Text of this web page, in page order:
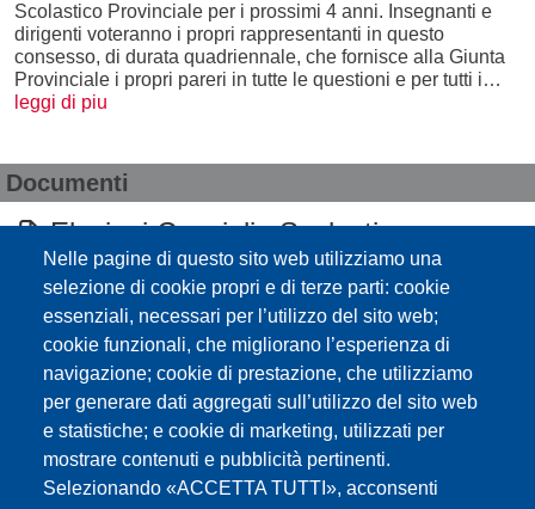
Nelle pagine di questo sito web utilizziamo una
selezione di cookie propri e di terze parti: cookie
essenziali, necessari per l’utilizzo del sito web;
cookie funzionali, che migliorano l’esperienza di
navigazione; cookie di prestazione, che utilizziamo
per generare dati aggregati sull’utilizzo del sito web
e statistiche; e cookie di marketing, utilizzati per
mostrare contenuti e pubblicità pertinenti.
Selezionando «ACCETTA TUTTI», acconsenti
Scolastico Provinciale per i prossimi 4 anni. Insegnanti e
dirigenti voteranno i propri rappresentanti in questo
consesso, di durata quadriennale, che fornisce alla Giunta
Provinciale i propri pareri in tutte le questioni e per tutti i…
leggi di piu
Documenti
Elezioni Consiglio Scolastico
Provinciale 2025
Elezioni del Consiglio scolastico
provinciale, 29 aprile 2025: i risultati
Wahlen Landesschulrat 29. 04. 2021
Elezioni Consiglio scolastico Provinciale